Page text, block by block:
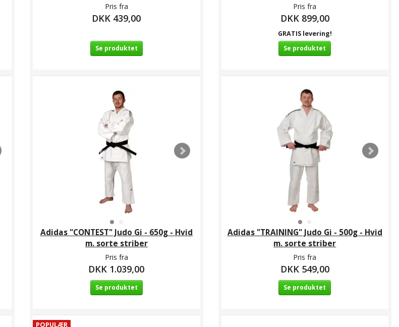
Pris fra
DKK 439,00
Se produktet
Pris fra
DKK 899,00
GRATIS levering!
Se produktet
Adidas "CONTEST" Judo Gi - 650g - Hvid
m. sorte striber
Pris fra
DKK 1.039,00
Se produktet
Adidas "TRAINING" Judo Gi - 500g - Hvid
m. sorte striber
Pris fra
DKK 549,00
Se produktet
POPULÆR